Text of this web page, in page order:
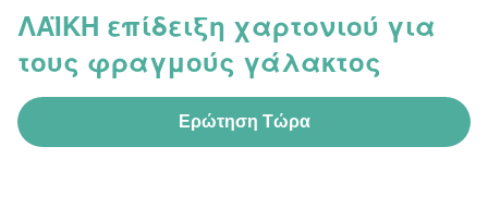
ΛΑΪΚΗ επίδειξη χαρτονιού για
τους φραγμούς γάλακτος
Ερώτηση Τώρα